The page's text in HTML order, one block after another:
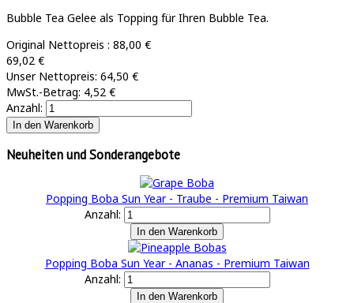
Bubble Tea Gelee als Topping für Ihren Bubble Tea.
Original Nettopreis : 88,00 €
69,02 €
Unser Nettopreis: 64,50 €
MwSt.-Betrag: 4,52 €
Anzahl:
Neuheiten und Sonderangebote
Popping Boba Sun Year - Traube - Premium Taiwan
Anzahl:
Popping Boba Sun Year - Ananas - Premium Taiwan
Anzahl: